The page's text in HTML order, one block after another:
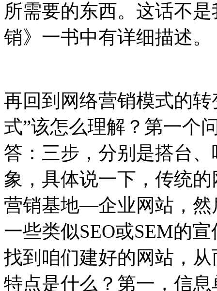
所需要的东西。这话不
销》一书中有详细描述。
再回到网络营销模式的
式”该怎么理解？第一个
答：三步，分别是搭台
象，具体说一下，传统
营销基地—企业网站，然
一些类似SEO或SEM的
找到咱们建好的网站，
特点是什么？第一，信